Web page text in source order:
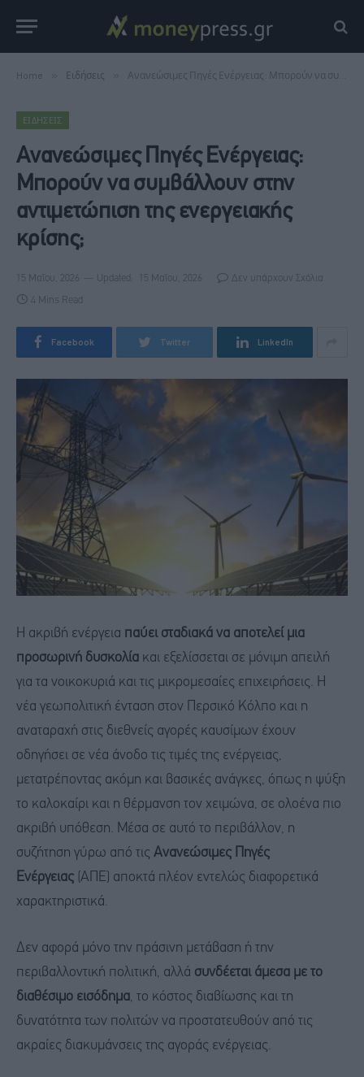
Home Ειδήσεις Ανανεώσιμες Πηγές Ενέργειας: Μπορούν να συμβάλλουν στην αντιμετώπιση της ενεργειακής κρίσης;
ΕΙΔΉΣΕΙΣ
Ανανεώσιμες Πηγές Ενέργειας:
Μπορούν να συμβάλλουν στην
αντιμετώπιση της ενεργειακής
κρίσης;
15 Μαΐου, 2026 Updated: 15 Μαΐου, 2026 Δεν υπάρχουν Σχόλια
4 Mins Read
Facebook Twitter LinkedIn
Η ακριβή ενέργεια παύει σταδιακά να αποτελεί μια
προσωρινή δυσκολία και εξελίσσεται σε μόνιμη απειλή
για τα νοικοκυριά και τις μικρομεσαίες επιχειρήσεις. Η
νέα γεωπολιτική ένταση στον Περσικό Κόλπο και η
αναταραχή στις διεθνείς αγορές καυσίμων έχουν
οδηγήσει σε νέα άνοδο τις τιμές της ενέργειας,
μετατρέποντας ακόμη και βασικές ανάγκες, όπως η ψύξη
το καλοκαίρι και η θέρμανση τον χειμώνα, σε ολοένα πιο
ακριβή υπόθεση. Μέσα σε αυτό το περιβάλλον, η
συζήτηση γύρω από τις Ανανεώσιμες Πηγές
Ενέργειας (ΑΠΕ) αποκτά πλέον εντελώς διαφορετικά
χαρακτηριστικά.
Δεν αφορά μόνο την πράσινη μετάβαση ή την
περιβαλλοντική πολιτική, αλλά συνδέεται άμεσα με το
διαθέσιμο εισόδημα, το κόστος διαβίωσης και τη
δυνατότητα των πολιτών να προστατευθούν από τις
ακραίες διακυμάνσεις της αγοράς ενέργειας.